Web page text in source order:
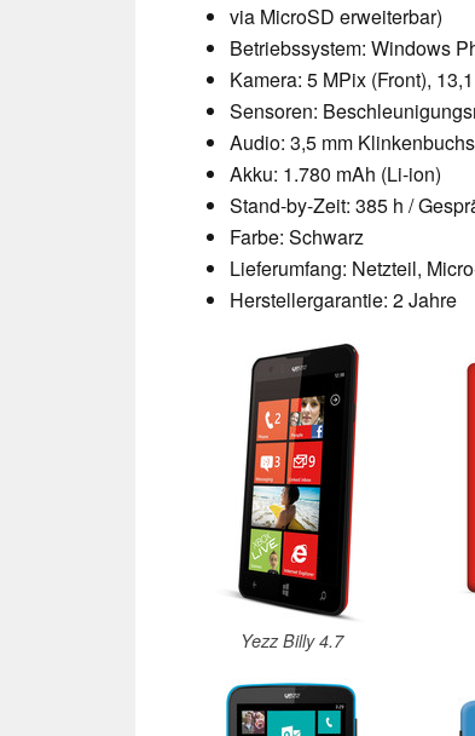
via MicroSD erweiterbar)
Betriebssystem: Windows
Kamera: 5 MPix (Front),
Sensoren:
Audio: 3,5 mm
Akku: 1.780 mAh (Li-ion)
Stand-by-Zeit: 385 h /
Farbe: Schwarz
Lieferumfang: Netzteil,
Herstellergarantie: 2 Jahre
Yezz Billy 4.7